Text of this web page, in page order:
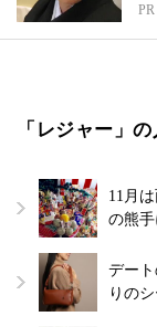
「レジャー」
11月
の熊
デー
りの